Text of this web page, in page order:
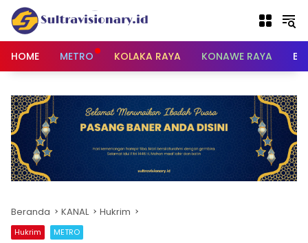
Langsung
konten
HOME
METRO KOLAKA RAYA KONAWE RAYA
Beranda KANAL Hukrim
Hukrim METRO